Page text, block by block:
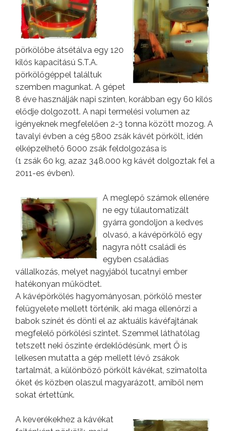
pörkölőbe átsétálva egy 120
kilós kapacitású S.T.A.
pörkölőgéppel találtuk
szemben magunkat. A gépet
8 éve használják napi szinten, korábban egy 60 kilós
elődje dolgozott. A napi termelési volumen az
igényeknek megfelelően 2-3 tonna között mozog. A
tavalyi évben a cég 5800 zsák kávét pörkölt, idén
elképzelhető 6000 zsák feldolgozása is
(1 zsák 60 kg, azaz 348.000 kg kávét dolgoztak fel a
2011-es évben).
A meglepő számok ellenére
ne egy túlautomatizált
gyárra gondoljon a kedves
olvasó, a kávépörkölő egy
nagyra nőtt családi és
egyben családias
vállalkozás, melyet nagyjából tucatnyi ember
hatékonyan működtet.
A kávépörkölés hagyományosan, pörkölő mester
felügyelete mellett történik, aki maga ellenőrzi a
babok színét és dönti el az aktuális kávéfajtának
megfelelő pörkölési szintet. Szemmel láthatólag
tetszett neki őszinte érdeklődésünk, mert Ő is
lelkesen mutatta a gép mellett lévő zsákok
tartalmát, a különböző pörkölt kávékat, szimatolta
őket és közben olaszul magyarázott, amiből nem
sokat értettünk.
A keverékekhez a kávékat